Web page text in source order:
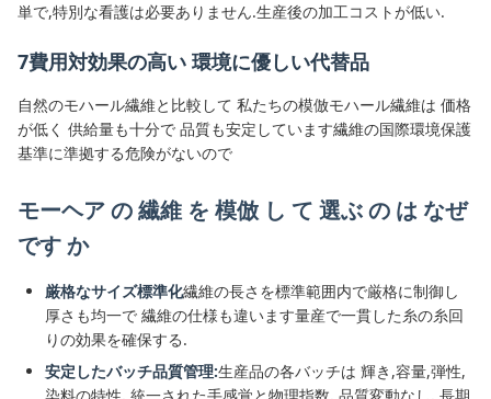
単で,特別な看護は必要ありません.生産後の加工コストが低い.
7費用対効果の高い 環境に優しい代替品
自然のモハール繊維と比較して 私たちの模倣モハール繊維は 価格
が低く 供給量も十分で 品質も安定しています繊維の国際環境保護
基準に準拠する危険がないので
モーヘア の 繊維 を 模倣 し て 選ぶ の は なぜ
です か
厳格なサイズ標準化繊維の長さを標準範囲内で厳格に制御し
厚さも均一で 繊維の仕様も違います量産で一貫した糸の糸回
りの効果を確保する.
安定したバッチ品質管理:生産品の各バッチは 輝き,容量,弾性,